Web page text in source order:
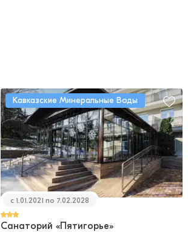
Кавказские Минеральные Воды
c 1.01.2021 по 7.02.2028
Санаторий «Пятигорье»